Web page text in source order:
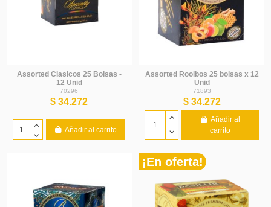
Assorted Clasicos 25 Bolsas -
12 Unid
70296
$ 34.272
Añadir al carrito
Assorted Rooibos 25 bolsas x 12
Unid
71893
$ 34.272
Añadir al
carrito
¡En oferta!